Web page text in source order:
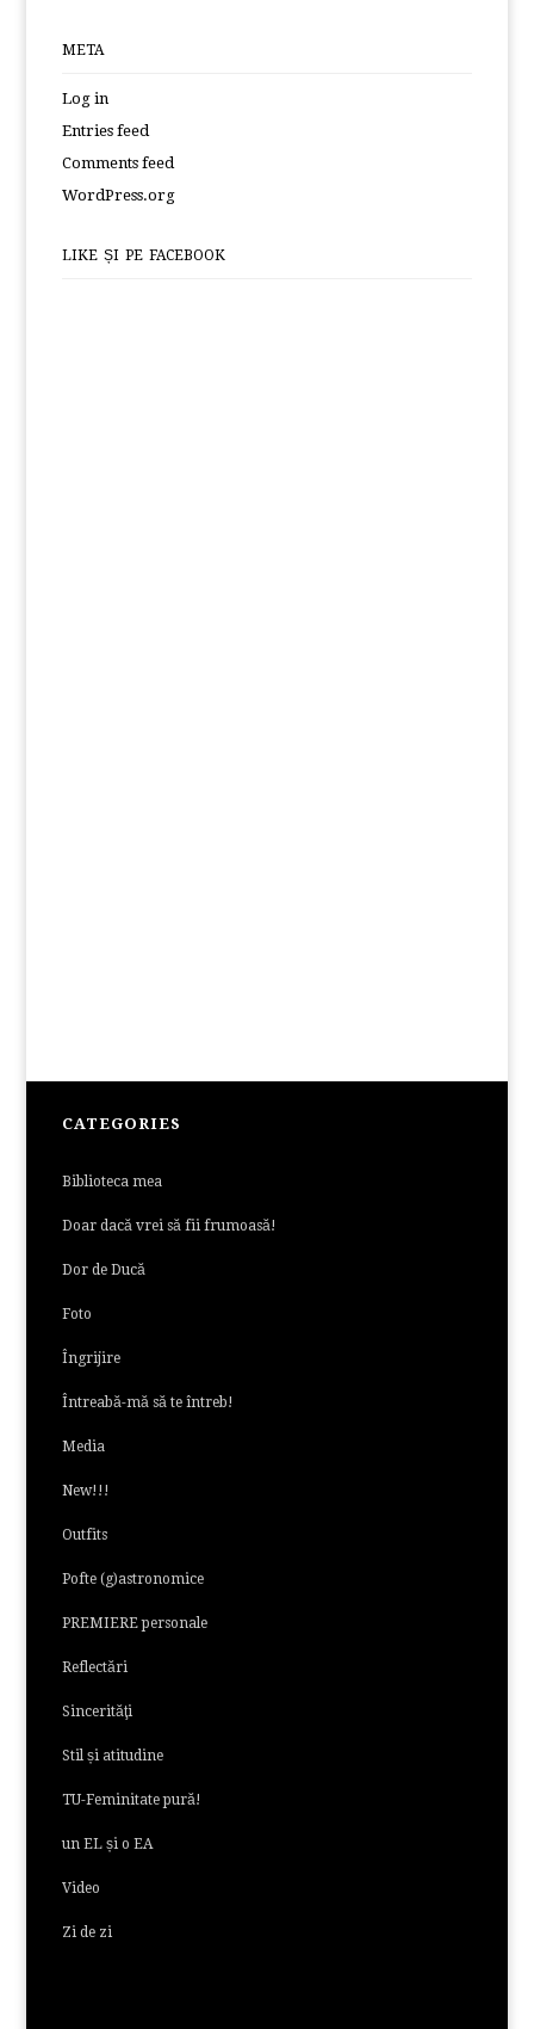
META
Log in
Entries feed
Comments feed
WordPress.org
LIKE ȘI PE FACEBOOK
CATEGORIES
Biblioteca mea
Doar dacă vrei să fii frumoasă!
Dor de Ducă
Foto
Îngrijire
Întreabă-mă să te întreb!
Media
New!!!
Outfits
Pofte (g)astronomice
PREMIERE personale
Reflectări
Sincerităţi
Stil și atitudine
TU-Feminitate pură!
un EL și o EA
Video
Zi de zi